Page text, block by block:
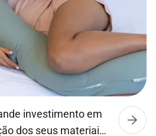
investimento em
dos seus materiais,